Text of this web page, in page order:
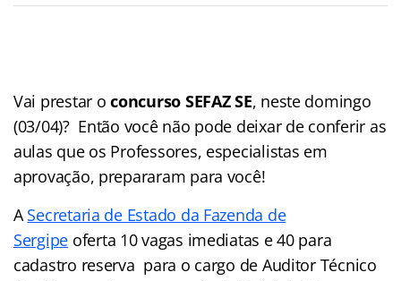
Vai prestar oconcurso SEFAZ SE, neste domingo
(03/04)? Então você não pode deixar de conferir as
aulas que os Professores, especialistas em
aprovação, prepararam para você!
ASecretaria de Estado da Fazenda de
Sergipe oferta 10 vagas imediatas e 40 para
cadastro reserva para o cargo de Auditor Técnico